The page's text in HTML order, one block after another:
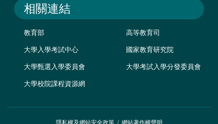
相關連結
教育部 高等教育司
大學入學考試中心 國家教育研究院
大學甄選入學委員會 大學考試入學分發委員會
大學校院課程資源網